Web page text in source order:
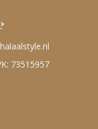
73515957